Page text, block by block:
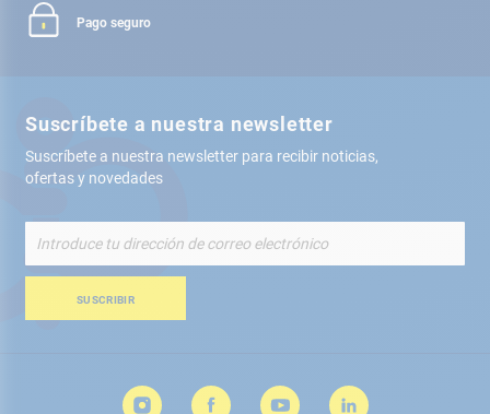
Pago seguro
Suscríbete a nuestra newsletter
Suscríbete a nuestra newsletter para recibir noticias,
ofertas y novedades
nuestro
de
SUSCRIBIR